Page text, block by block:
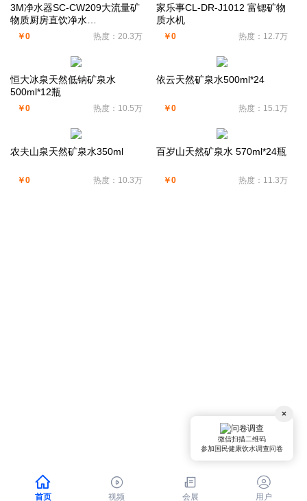
3M净水器SC-CW209大流量矿
物质厨房直饮净水…
￥0 热度：20.3万
家乐事CL-DR-J1012 富锶矿物
质水机
￥0 热度：12.7万
恒大冰泉天然低钠矿泉水
500ml*12瓶
￥0 热度：10.5万
依云天然矿泉水500ml*24
￥0 热度：15.1万
农夫山泉天然矿泉水350ml
￥0 热度：10.3万
百岁山天然矿泉水 570ml*24瓶
￥0 热度：11.3万

首页

视频

会展

用户
×
微信扫描二维码
参加国民健康饮水调查问卷